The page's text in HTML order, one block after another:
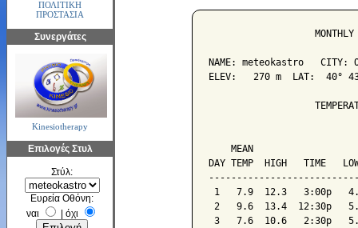
ΠΟΛΙΤΙΚΗ
ΠΡΟΣΤΑΣΙΑ
Συνεργάτες
Kinesiotherapy
Επιλογές Στυλ
Στύλ:
Ευρεία Οθόνη:
ναι
όχι
NAME: meteokastro   CITY:
ELEV:   270 m  LAT:  40°
MEAN
DAY TEMP  HIGH   TIME
1   7.9  12.3   3:00p
2   9.6  13.4  12:30p
3   7.6  10.6   2:30p